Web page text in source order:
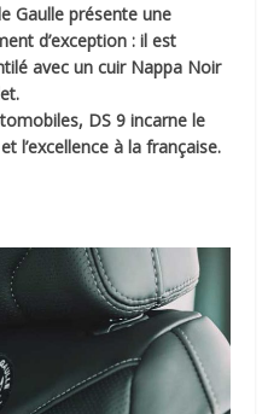
Gaulle présente une
d’exception : il est
avec un cuir Nappa Noir
DS 9 incarne le
l’excellence à la française.